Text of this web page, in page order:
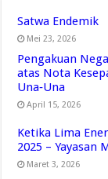
Satwa Endemik
Mei 23, 2026
Pengakuan
atas Nota
Una‑Una
April 15, 2026
Ketika Lima
2025 – Yayasan
Maret 3, 2026